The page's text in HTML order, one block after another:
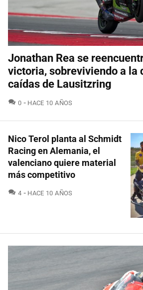
Jonathan Rea se
victoria, sobreviviendo a la
caídas de Lausitzring
0 COMENTARIOS
HACE 10 AÑOS
Nico Terol planta al Schmidt
Racing en Alemania, el
valenciano quiere material
más competitivo
4 COMENTARIOS
HACE 10 AÑOS